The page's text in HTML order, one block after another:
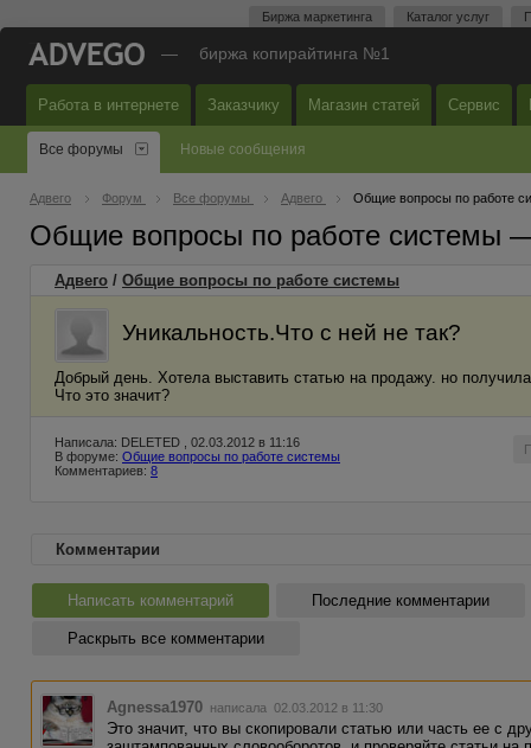
Биржа маркетинга Каталог услуг
— биржа копирайтинга №1
Работа в интернете Заказчику Магазин статей Сервис
Все форумы Новые сообщения
Адвего Форум Все форумы Адвего Общие вопросы по работе
Общие вопросы по работе системы
Адвего / Общие вопросы по работе системы
Уникальность.Что с ней не так?
Добрый день. Хотела выставить статью на продажу. но
Что это значит?
Написала: DELETED , 02.03.2012 в 11:16
В форуме: Общие вопросы по работе системы
Комментариев: 8
Комментарии
Написать комментарий Последние комментарии
Раскрыть все комментарии
Agnessa1970 написала 02.03.2012 в 11:30
Это значит, что вы скопировали статью или часть ее с